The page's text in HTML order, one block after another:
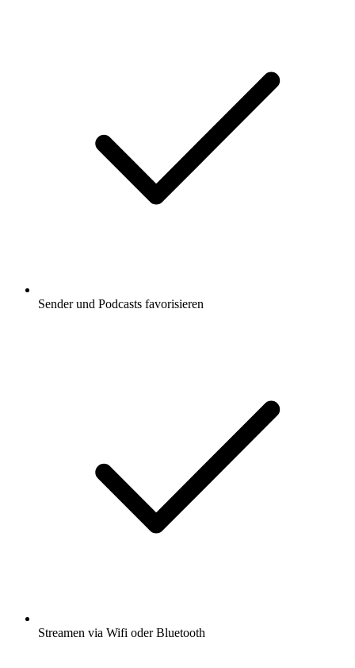
Sender und Podcasts favorisieren
Streamen via Wifi oder Bluetooth